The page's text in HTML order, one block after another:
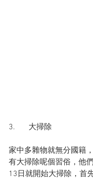
3.       大掃除
家中多雜物就無分國籍
有大掃除呢個習俗，他
13日就開始大掃除，首